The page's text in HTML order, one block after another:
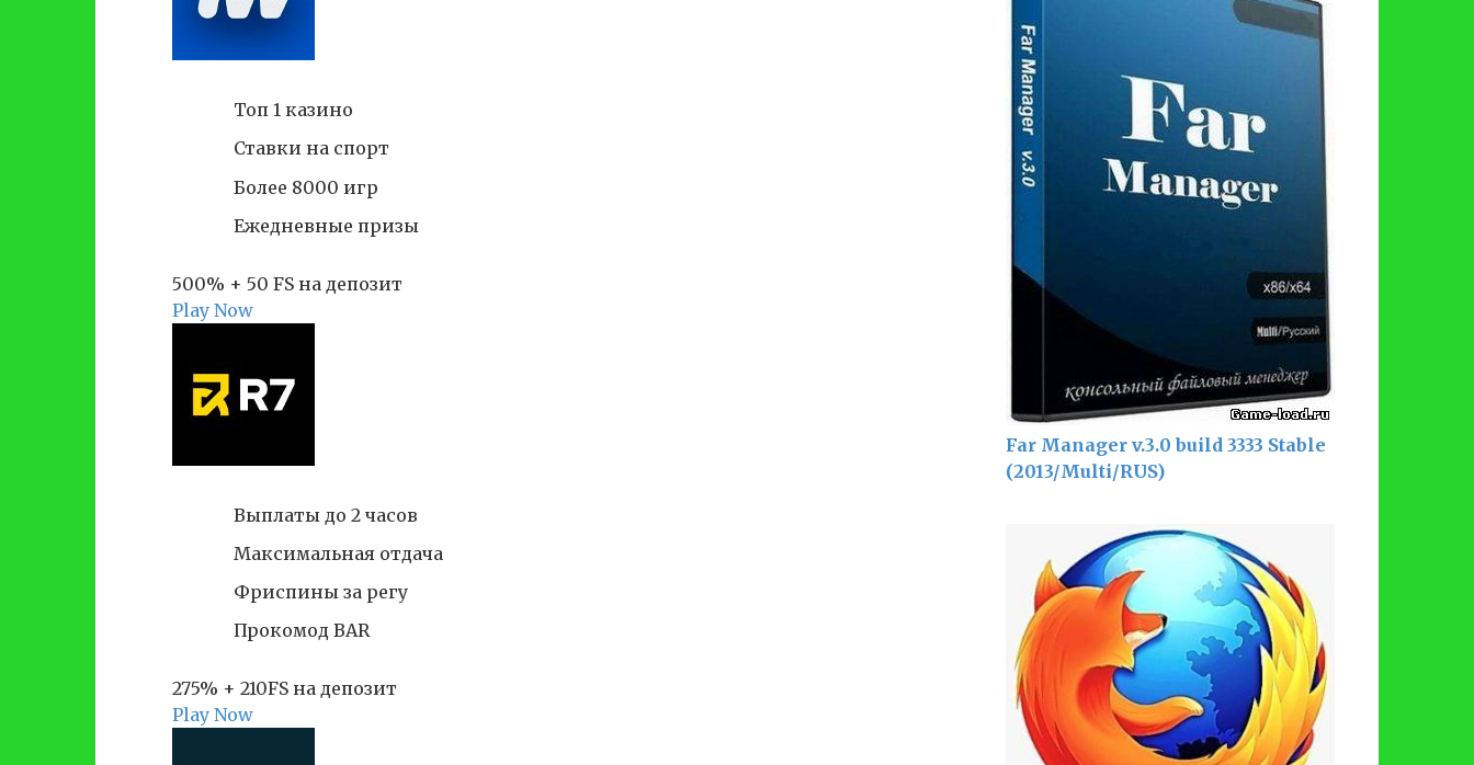
Топ 1 казино
Ставки на спорт
Более 8000 игр
Ежедневные призы
500% + 50 FS на депозит
Play Now
Выплаты до 2 часов
Максимальная отдача
Фриспины за регу
Прокомод BAR
275% + 210FS на депозит
Play Now
Far Manager v.3.0 build 3333 Stable
(2013/Multi/RUS)